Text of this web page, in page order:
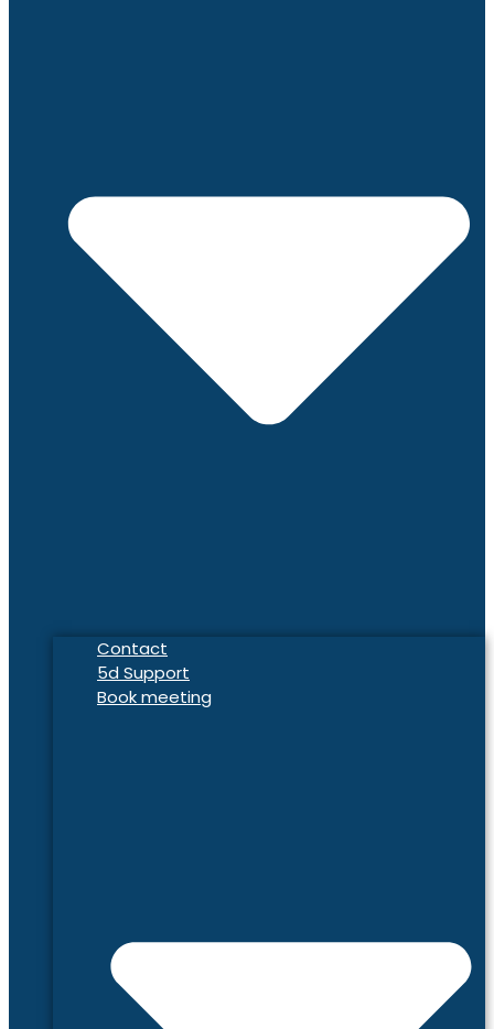
Contact
5d Support
Book meeting